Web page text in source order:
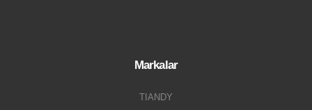
Markalar
TIANDY